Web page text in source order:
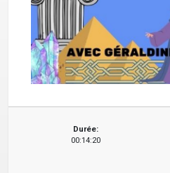
Durée:
00:14:20